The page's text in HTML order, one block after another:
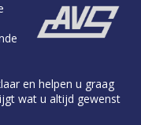
en helpen u graag
wat u altijd gewenst